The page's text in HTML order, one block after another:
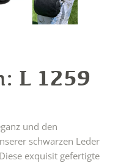
L 1259
und den
schwarzen Leder
exquisit gefertigte